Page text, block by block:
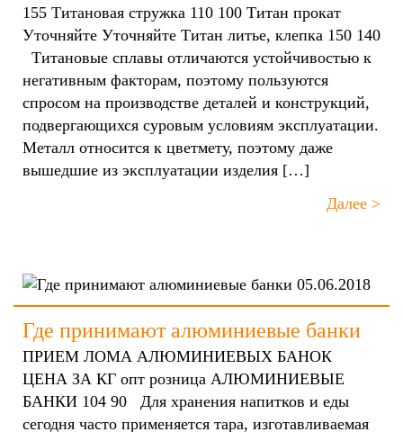
155 Титановая стружка 110 100 Титан прокат
Уточняйте Уточняйте Титан литье, клепка 150 140
Титановые сплавы отличаются устойчивостью к
негативным факторам, поэтому пользуются
спросом на производстве деталей и конструкций,
подвергающихся суровым условиям эксплуатации.
Металл относится к цветмету, поэтому даже
вышедшие из эксплуатации изделия […]
Далее >
05.06.2018
Где принимают алюминиевые банки
ПРИЕМ ЛОМА АЛЮМИНИЕВЫХ БАНОК
ЦЕНА ЗА КГ опт розница АЛЮМИНИЕВЫЕ
БАНКИ 104 90 Для хранения напитков и еды
сегодня часто применяется тара, изготавливаемая